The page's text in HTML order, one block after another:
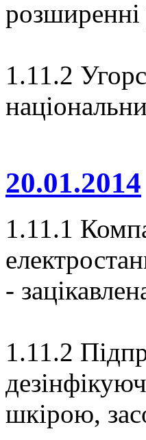
розширенні
1.11.2
20.01.2014
1.11.1
-
1.11.2
шкірою,